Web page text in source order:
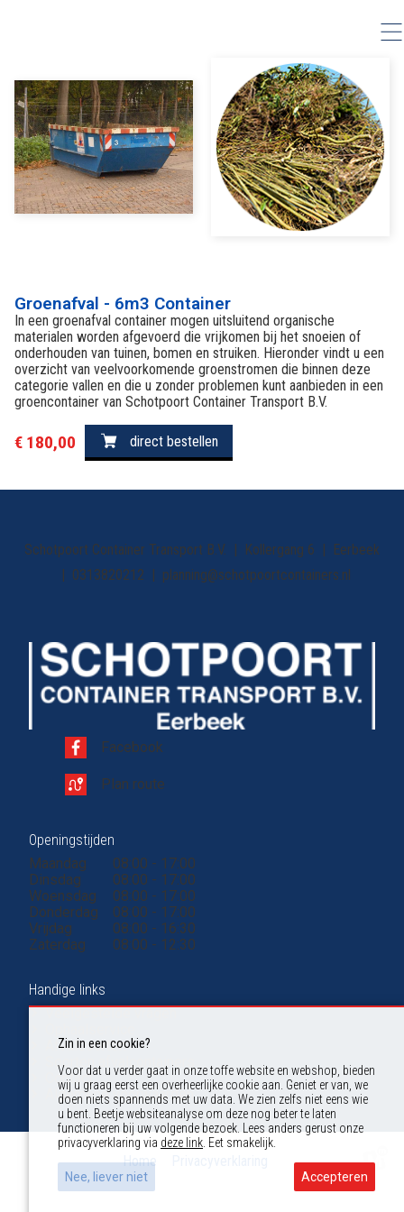
Groenafval - 6m3 Container
In een groenafval container mogen uitsluitend organische
materialen worden afgevoerd die vrijkomen bij het snoeien of
onderhouden van tuinen, bomen en struiken. Hieronder vindt u een
overzicht van veelvoorkomende groenstromen die binnen deze
categorie vallen en die u zonder problemen kunt aanbieden in een
groencontainer van Schotpoort Container Transport B.V.
€ 180,00 direct bestellen
Schotpoort Container Transport B.V. Kollergang 6
Eerbeek
0313820212
planning@schotpoortcontainers.nl
Facebook
Plan route
Openingstijden
Maandag
08:00 - 17:00
Dinsdag
08:00 - 17:00
Woensdag
08:00 - 17:00
Donderdag
08:00 - 17:00
Vrijdag
08:00 - 16:30
Zaterdag
08:00 - 12:30
Handige links
Afvalsoorten
Soorten afvalcontainers
Contact
Algemene voorwaarden
Home
Zin in een cookie?
Voor dat u verder gaat in onze toffe website en webshop, bieden
wij u graag eerst een overheerlijke cookie aan. Geniet er van, we
doen niets spannends met uw data. We zien zelfs niet eens wie
u bent. Beetje websiteanalyse om deze nog beter te laten
functioneren bij uw volgende bezoek. Lees anders gerust onze
privacyverklaring via deze link . Eet smakelijk.
Nee, liever niet Accepteren